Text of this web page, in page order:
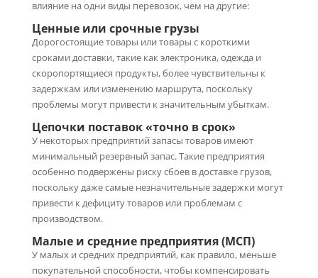
влияние на одни виды перевозок, чем на другие:
Ценные или срочные грузы
Дорогостоящие товары или товары с короткими
сроками доставки, такие как электроника, одежда и
скоропортящиеся продукты, более чувствительны к
задержкам или изменению маршрута, поскольку
проблемы могут привести к значительным убыткам.
Цепочки поставок «точно в срок»
У некоторых предприятий запасы товаров имеют
минимальный резервный запас. Такие предприятия
особенно подвержены риску сбоев в доставке грузов,
поскольку даже самые незначительные задержки могут
привести к дефициту товаров или проблемам с
производством.
Малые и средние предприятия (МСП)
У малых и средних предприятий, как правило, меньше
покупательной способности, чтобы компенсировать